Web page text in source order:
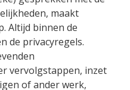
maakt
Altijd binnen de
de privacyregels.
vervolgstappen, inzet
of ander werk,